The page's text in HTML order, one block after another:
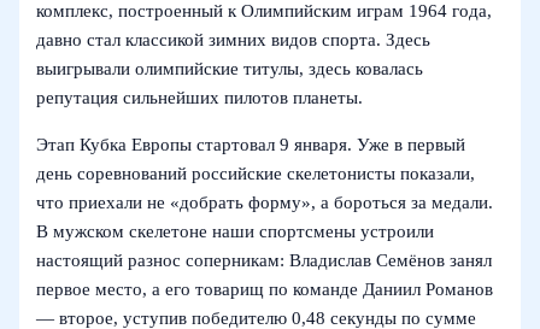
комплекс, построенный к Олимпийским играм 1964 года,
давно стал классикой зимних видов спорта. Здесь
выигрывали олимпийские титулы, здесь ковалась
репутация сильнейших пилотов планеты.
Этап Кубка Европы стартовал 9 января. Уже в первый
день соревнований российские скелетонисты показали,
что приехали не «добрать форму», а бороться за медали.
В мужском скелетоне наши спортсмены устроили
настоящий разнос соперникам: Владислав Семёнов занял
первое место, а его товарищ по команде Даниил Романов
— второе, уступив победителю 0,48 секунды по сумме